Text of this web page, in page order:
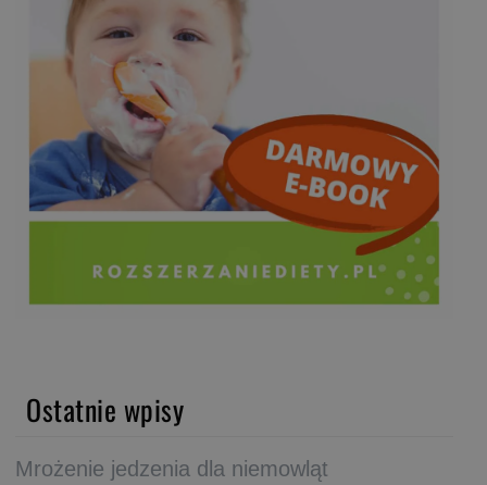
Ostatnie wpisy
Mrożenie jedzenia dla niemowląt